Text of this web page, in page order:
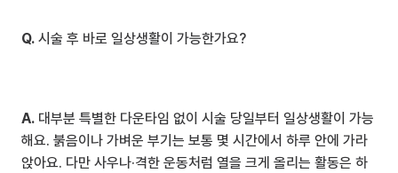
Q. 시술 후 바로 일상생활이 가능한가요?
A. 대부분 특별한 다운타임 없이 시술 당일부터 일상생활이 가능
해요. 붉음이나 가벼운 부기는 보통 몇 시간에서 하루 안에 가라
앉아요. 다만 사우나·격한 운동처럼 열을 크게 올리는 활동은 하